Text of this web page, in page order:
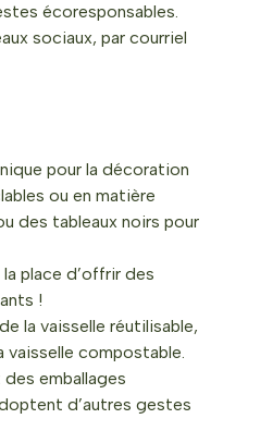
écoresponsables.
sociaux, par courriel
pour la décoration
ou en matière
des tableaux noirs pour
place d’offrir des
!
la vaisselle réutilisable,
vaisselle compostable.
emballages
d’autres gestes